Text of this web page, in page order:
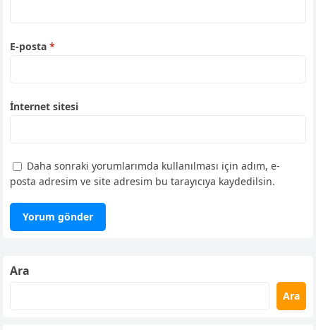
E-posta*
İnternet sitesi
Daha sonraki yorumlarımda kullanılması için adım, e-
posta adresim ve site adresim bu tarayıcıya kaydedilsin.
Ara
Ara